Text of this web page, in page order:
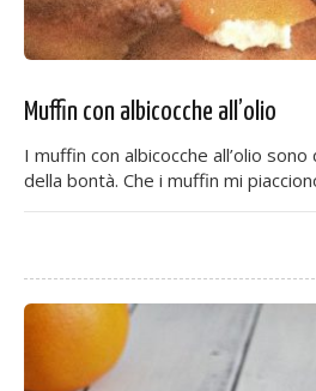
Muffin con albicocche all’olio
I muffin con albicocche all’olio
della bontà. Che i muffin mi